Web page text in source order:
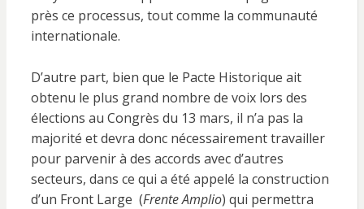
près ce processus, tout comme la communauté
internationale.
D’autre part, bien que le Pacte Historique ait
obtenu le plus grand nombre de voix lors des
élections au Congrès du 13 mars, il n’a pas la
majorité et devra donc nécessairement travailler
pour parvenir à des accords avec d’autres
secteurs, dans ce qui a été appelé la construction
d’un Front Large (Frente Amplio) qui permettra